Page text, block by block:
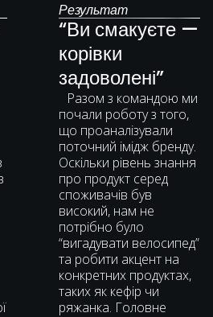
Результат
“Ви смакуєте —
корівки
задоволені”
Разом з командою ми
почали роботу з того,
що проаналізували
поточний імідж бренду.
Оскільки рівень знання
про продукт серед
споживачів був
високий, нам не
потрібно було
“вигадувати велосипед”
та робити акцент на
конкретних продуктах,
таких як кефір чи
ряжанка. Головне